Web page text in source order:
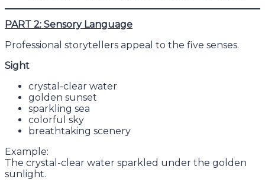
PART 2: Sensory Language
Professional storytellers appeal to the five senses.
Sight
crystal-clear water
golden sunset
sparkling sea
colorful sky
breathtaking scenery
Example:
The crystal-clear water sparkled under the golden
sunlight.